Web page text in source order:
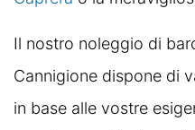
Il nostro noleggio di
Cannigione dispone di
in base alle vostre